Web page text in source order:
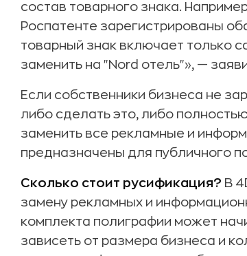
состав товарного знака.
Роспатенте зарегистрированы
товарный знак включает только
заменить на "Nord отель"», —
Если собственники бизнеса не
либо сделать это, либо
заменить все рекламные и
предназначены для публичного
Сколько стоит русификация? В
замену рекламных и
комплекта полиграфии может
зависеть от размера бизнеса и